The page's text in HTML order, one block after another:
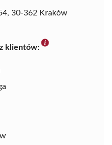
30-362 Kraków
klientów: